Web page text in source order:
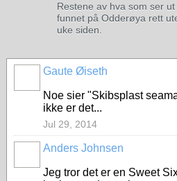
Restene av hva som ser
funnet på Odderøya rett
uke siden.
Gaute Øiseth
Noe sier "Skibsplast
ikke er det...
Jul 29, 2014
Anders Johnsen
Jeg tror det er en Sweet